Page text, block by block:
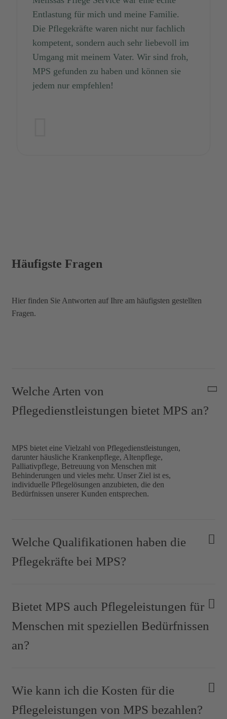
Entlastung für mich und meine Familie.
Die Pflegekräfte waren nicht nur fachlich
kompetent, sondern auch sehr liebevoll im
Umgang mit meinem Vater. Wir sind froh,
MPS gefunden zu haben und können sie
jedem nur empfehlen!
Häufigste Fragen
Hier finden Sie Antworten auf Ihre am häufigsten gestellten
Fragen.
Welche Arten von
Pflegedienstleistungen bietet MPS an?
MPS bietet eine Vielzahl von Pflegedienstleistungen,
darunter häusliche Krankenpflege, Altenpflege,
Palliativpflege, Betreuung von Menschen mit
Behinderungen und vieles mehr. Unser Ziel ist es,
individuelle Pflegelösungen anzubieten, die den
Bedürfnissen unserer Kunden entsprechen.
Welche Qualifikationen haben die
Pflegekräfte bei MPS?
Bietet MPS auch Pflegeleistungen für
Menschen mit speziellen Bedürfnissen
an?
Wie kann ich die Kosten für die
Pflegeleistungen von MPS bezahlen?